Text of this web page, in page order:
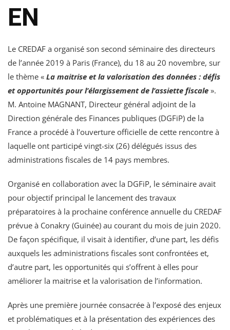
EN
Le CREDAF a organisé son second séminaire des directeurs
de l’année 2019 à Paris (France), du 18 au 20 novembre, sur
le thème « La maitrise et la valorisation des données : défis
et opportunités pour l’élargissement de l’assiette fiscale ».
M. Antoine MAGNANT, Directeur général adjoint de la
Direction générale des Finances publiques (DGFiP) de la
France a procédé à l’ouverture officielle de cette rencontre à
laquelle ont participé vingt-six (26) délégués issus des
administrations fiscales de 14 pays membres.
Organisé en collaboration avec la DGFiP, le séminaire avait
pour objectif principal le lancement des travaux
préparatoires à la prochaine conférence annuelle du CREDAF
prévue à Conakry (Guinée) au courant du mois de juin 2020.
De façon spécifique, il visait à identifier, d’une part, les défis
auxquels les administrations fiscales sont confrontées et,
d’autre part, les opportunités qui s’offrent à elles pour
améliorer la maitrise et la valorisation de l’information.
Après une première journée consacrée à l’exposé des enjeux
et problématiques et à la présentation des expériences des